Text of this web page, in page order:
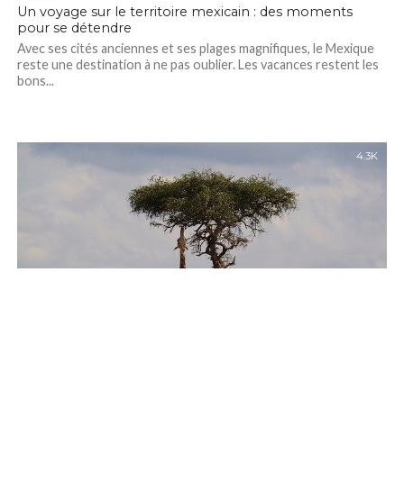
Un voyage sur le territoire mexicain : des moments
pour se détendre
Avec ses cités anciennes et ses plages magnifiques, le Mexique
reste une destination à ne pas oublier. Les vacances restent les
bons...
4.3K